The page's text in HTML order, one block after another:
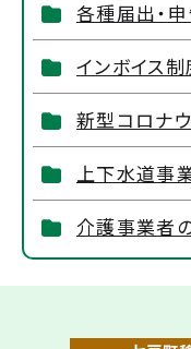
各種届出・
インボイス
新型コロナ
上下水道事
介護事業者